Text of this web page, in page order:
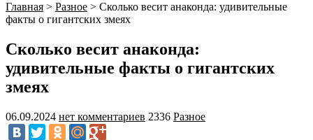
Главная > Разное > Сколько весит анаконда: удивительные
факты о гигантских змеях
Сколько весит анаконда:
удивительные факты о гигантских
змеях
06.09.2024 нет комментариев 2336 Разное